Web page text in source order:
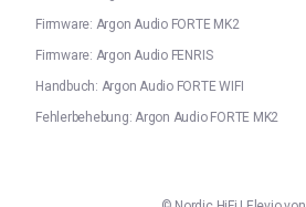
Firmware: Argon Audio FORTE MK2
Firmware: Argon Audio FENRIS
Handbuch: Argon Audio FORTE WIFI
Fehlerbehebung: Argon Audio FORTE MK2